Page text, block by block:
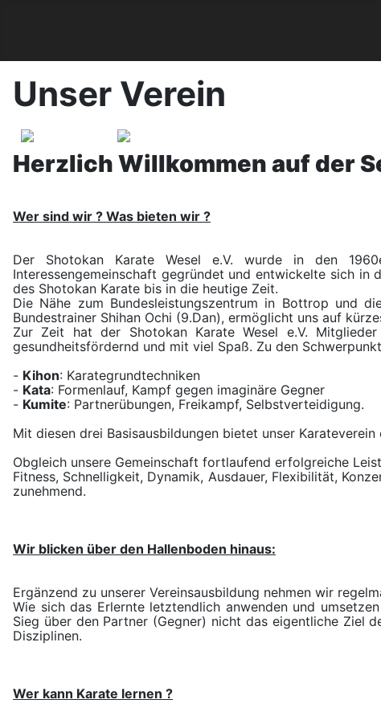
Unser Verein
Herzlich Willkommen auf der
Wer sind wir ? Was bieten wir ?
Der Shotokan Karate Wesel e.V. wurde in den
Interessengemeinschaft gegründet und entwickelte sich in
des Shotokan Karate bis in die heutige Zeit.
Die Nähe zum Bundesleistungszentrum in Bottrop und
Bundestrainer Shihan Ochi (9.Dan), ermöglicht uns auf
Zur Zeit hat der Shotokan Karate Wesel e.V.
gesundheitsfördernd und mit viel Spaß. Zu den
- Kihon: Karategrundtechniken
- Kata: Formenlauf, Kampf gegen imaginäre Gegner
- Kumite: Partnerübungen, Freikampf, Selbstverteidigung.
Mit diesen drei Basisausbildungen bietet unser
Obgleich unsere Gemeinschaft fortlaufend erfolgreiche
Fitness, Schnelligkeit, Dynamik, Ausdauer, Flexibilität,
zunehmend.
Wir blicken über den Hallenboden hinaus:
Ergänzend zu unserer Vereinsausbildung nehmen wir
Wie sich das Erlernte letztendlich anwenden und
Sieg über den Partner (Gegner) nicht das eigentliche Ziel
Disziplinen.
Wer kann Karate lernen ?